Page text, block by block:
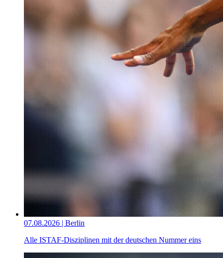
07.08.2026 | Berlin
Alle ISTAF-Disziplinen mit der deutschen Nummer eins